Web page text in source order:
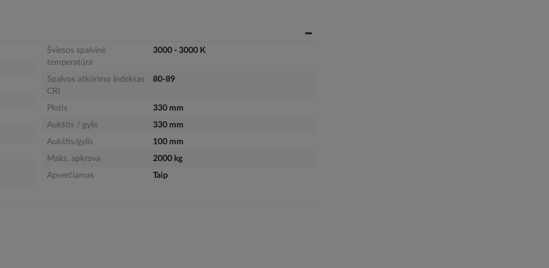
Šviesos spalvinė
temperatūra
3000 - 3000 K
Spalvos atkūrimo indeksas
CRI
80-89
Plotis
330 mm
Aukštis / gylis
330 mm
Aukštis/gylis
100 mm
Maks. apkrova
2000 kg
Apverčiamas
Taip